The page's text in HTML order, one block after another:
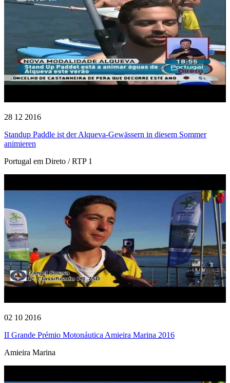
28 12 2016
Standup Paddle ist der Alqueva-Gewässern in diesem Sommer
animieren
Portugal em Direto / RTP 1
02 10 2016
II Grande Prémio Motonáutica Amieira Marina 2016
Amieira Marina